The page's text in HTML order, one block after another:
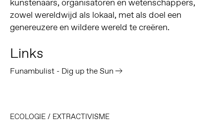
kunstenaars, organisatoren en wetenschappers,
zowel wereldwijd als lokaal, met als doel een
genereuzere en wildere wereld te creëren.
Links
Funambulist - Dig up the Sun
ECOLOGIE/ EXTRACTIVISME